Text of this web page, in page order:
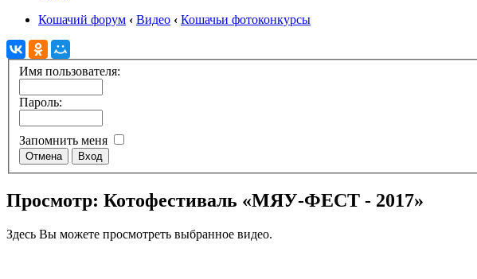
Кошачий форум ‹ Видео ‹ Кошачьи фотоконкурсы
Имя пользователя:
Пароль:
Запомнить меня
Просмотр: Котофестиваль «МЯУ-ФЕСТ - 2017»
Здесь Вы можете просмотреть выбранное видео.